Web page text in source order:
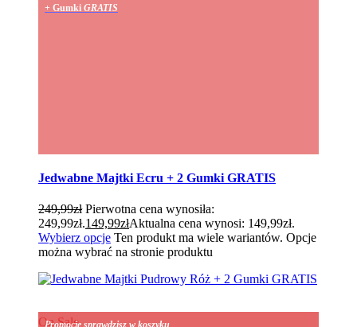
+ Gumki GRATIS
Jedwabne Majtki Ecru + 2 Gumki GRATIS
249,99zł Pierwotna cena wynosiła:
249,99zł.149,99złAktualna cena wynosi: 149,99zł.
Wybierz opcje Ten produkt ma wiele wariantów. Opcje
można wybrać na stronie produktu
On Sale
Promocje sprawdzisz w koszyku